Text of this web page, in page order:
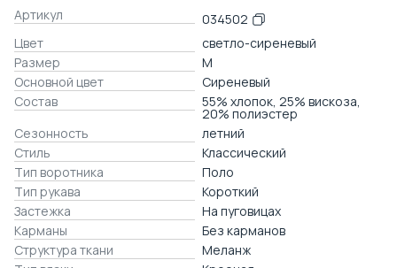
Артикул
034502
Цвет
светло-сиреневый
Размер
M
Основной цвет
Сиреневый
Состав
55% хлопок, 25% вискоза,
20% полиэстер
Сезонность
летний
Стиль
Классический
Тип воротника
Поло
Тип рукава
Короткий
Застежка
На пуговицах
Карманы
Без карманов
Структура ткани
Меланж